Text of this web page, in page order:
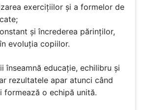
exercițiilor și a formelor de
și încrederea părinților,
evoluția copiilor.
înseamnă educație, echilibru și
rezultatele apar atunci când
o echipă unită.